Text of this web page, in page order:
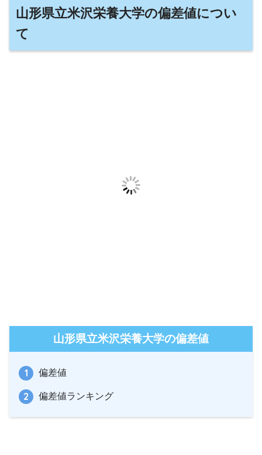
山形県立米沢栄養大学の偏差値につい
て
山形県立米沢栄養大学の偏差値
偏差値
偏差値ランキング